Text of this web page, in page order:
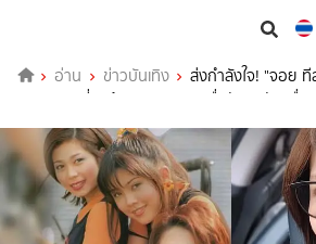
อ่าน ข่าวบันเทิง
ส่งกำลังใจ! "จอย ที
มดลูกระยะที่ 4 ต้องยกเลิกงานเพื่อรักษาตัว เพื่